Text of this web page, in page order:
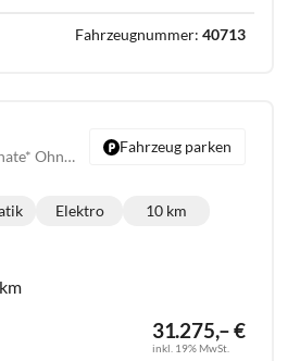
Fahrzeugnummer: 40713
Endurance *VORLAUF* 175,-€ monatlich* 36 Monate* Ohne Kilometerbegrenzung*
31.275,– €
inkl. 19% MwSt.
Kraftstoff:
Elektro
Kilometerstand:
10 km
Fahrzeug parken